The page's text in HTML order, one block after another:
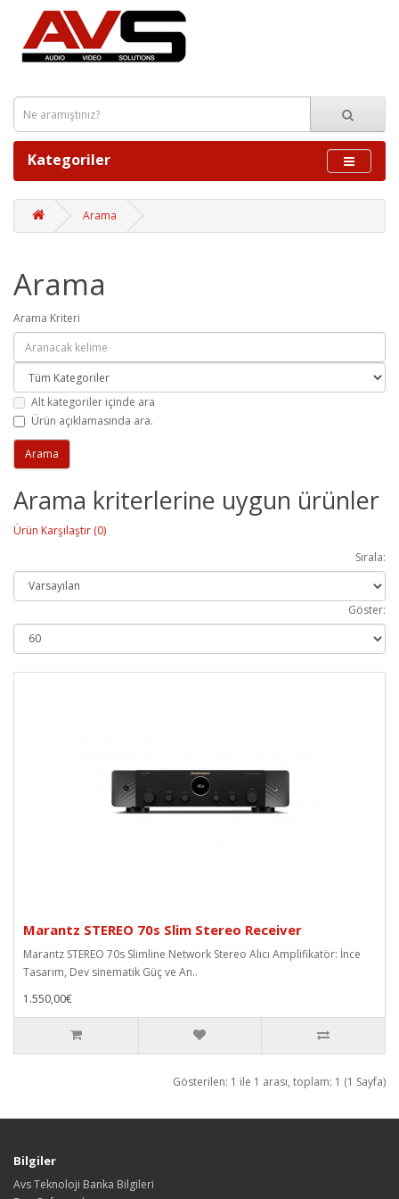
Kategoriler
Arama
Arama
Arama Kriteri
Alt kategoriler içinde ara
Ürün açıklamasında ara.
Arama kriterlerine uygun ürünler
Ürün Karşılaştır (0)
Sırala:
Göster:
Marantz STEREO 70s Slim Stereo Receiver
Marantz STEREO 70s Slimline Network Stereo Alıcı Amplifikatör: İnce
Tasarım, Dev sinematik Güç ve An..
1.550,00€
Gösterilen: 1 ile 1 arası, toplam: 1 (1 Sayfa)
Bilgiler
Avs Teknoloji Banka Bilgileri